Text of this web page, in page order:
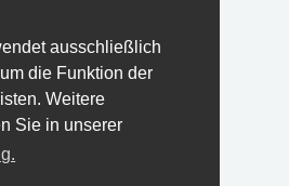
ausschließlich
die Funktion der
Weitere
Sie in unserer